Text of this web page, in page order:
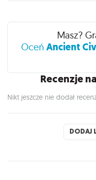
Recenzje
Masz?
Oceń Ancient
Recenzje
Nikt jeszcze nie dodał
DODAJ